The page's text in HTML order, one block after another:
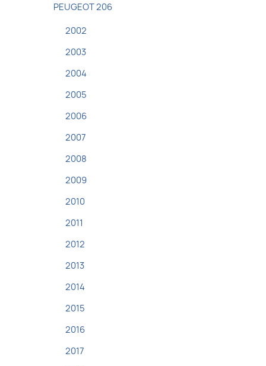
PEUGEOT 206
2002
2003
2004
2005
2006
2007
2008
2009
2010
2011
2012
2013
2014
2015
2016
2017